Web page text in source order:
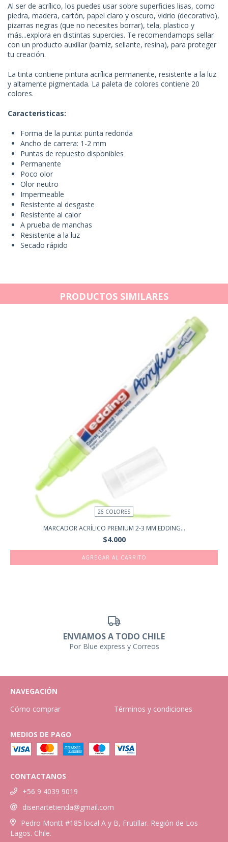
Al ser de acrílico, los puedes usar sobre superficies lisas, como
piedra, madera, cartón, papel claro y oscuro, vidrio (decorativo),
pizarras negras (que no necesites borrar), tela, plastico y
más...explora en distintas supercies. Te recomendamops sellar
con un producto auxiliar (barniz, sellante, resina), para proteger
tu creación.
La tinta contiene pintura acrílica permanente, resistente a la luz
y altamente pigmentada. La paleta de colores contiene 20
colores.
Caracteristicas:
Forma de la punta: punta redonda
Ancho de carrera: 1-2 mm
Puntas de repuesto disponibles
Permanente
Poco olor
Olor neutro
Impermeable
Resistente al desgaste
Resistente al calor
A prueba de manchas
Resistente a la luz
Secado rápido
PRODUCTOS SIMILARES
26 COLORES
MARCADOR ACRÍLICO PREMIUM 2-3 MM EDDING...
$4.000
AGREGAR AL CARRITO
ENVIAMOS A TODO CHILE
Por Blue express y Correos
NAVEGACIÓN
Cómo comprar
Términos y condiciones
MEDIOS DE PAGO
CONTACTANOS
+56 9 4039 9019
disenartetienda@gmail.com
Pedro Montt #185 local A y B, Frutillar. Región de Los
Lagos. Chile.